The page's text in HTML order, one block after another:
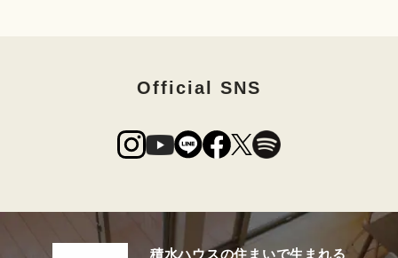
Official SNS
積水ハウスの住まいで生まれる